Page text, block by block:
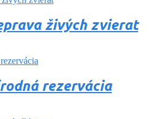
živých zvierat
rezervácia